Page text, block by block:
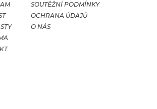
SOUTĚŽNÍ PODMÍNKY
OCHRANA ÚDAJŮ
O NÁS